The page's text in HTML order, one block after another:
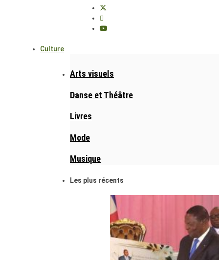
Culture
Arts visuels
Danse et Théâtre
Livres
Mode
Musique
Les plus récents